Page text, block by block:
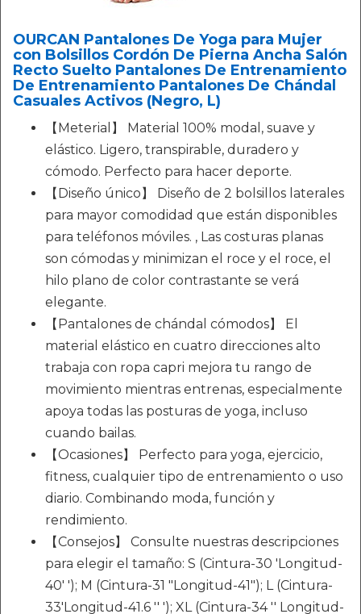
OURCAN Pantalones De Yoga para Mujer
con Bolsillos Cordón De Pierna Ancha Salón
Recto Suelto Pantalones De Entrenamiento
De Entrenamiento Pantalones De Chándal
Casuales Activos (Negro, L)
【Meterial】 Material 100% modal, suave y
elástico. Ligero, transpirable, duradero y
cómodo. Perfecto para hacer deporte.
【Diseño único】 Diseño de 2 bolsillos laterales
para mayor comodidad que están disponibles
para teléfonos móviles. , Las costuras planas
son cómodas y minimizan el roce y el roce, el
hilo plano de color contrastante se verá
elegante.
【Pantalones de chándal cómodos】 El
material elástico en cuatro direcciones alto
trabaja con ropa capri mejora tu rango de
movimiento mientras entrenas, especialmente
apoya todas las posturas de yoga, incluso
cuando bailas.
【Ocasiones】 Perfecto para yoga, ejercicio,
fitness, cualquier tipo de entrenamiento o uso
diario. Combinando moda, función y
rendimiento.
【Consejos】 Consulte nuestras descripciones
para elegir el tamaño: S (Cintura-30 'Longitud-
40' '); M (Cintura-31 "Longitud-41"); L (Cintura-
33'Longitud-41.6 '' '); XL (Cintura-34 '' Longitud-